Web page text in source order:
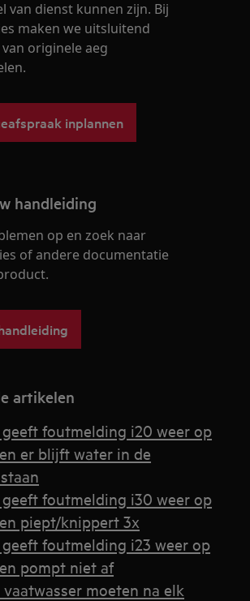
van dienst kunnen zijn. Bij
maken we uitsluitend
originele aeg
inplannen
handleiding
op en zoek naar
of andere documentatie
artikelen
geeft foutmelding i20 weer op
er blijft water in de
geeft foutmelding i30 weer op
piept/knippert 3x
foutmelding i23 weer op
pompt niet af
moeten na elk